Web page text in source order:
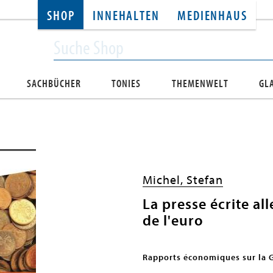
SHOP INNEHALTEN MEDIENHAUS
SACHBÜCHER TONIES THEMENWELT
Michel, Stefan
La presse écrite
de l'euro
Rapports économiques sur la